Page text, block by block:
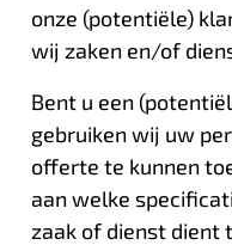
onze (potentiële)
wij zaken en/of
Bent u een
gebruiken wij uw
offerte te kunnen
aan welke
zaak of dienst dient